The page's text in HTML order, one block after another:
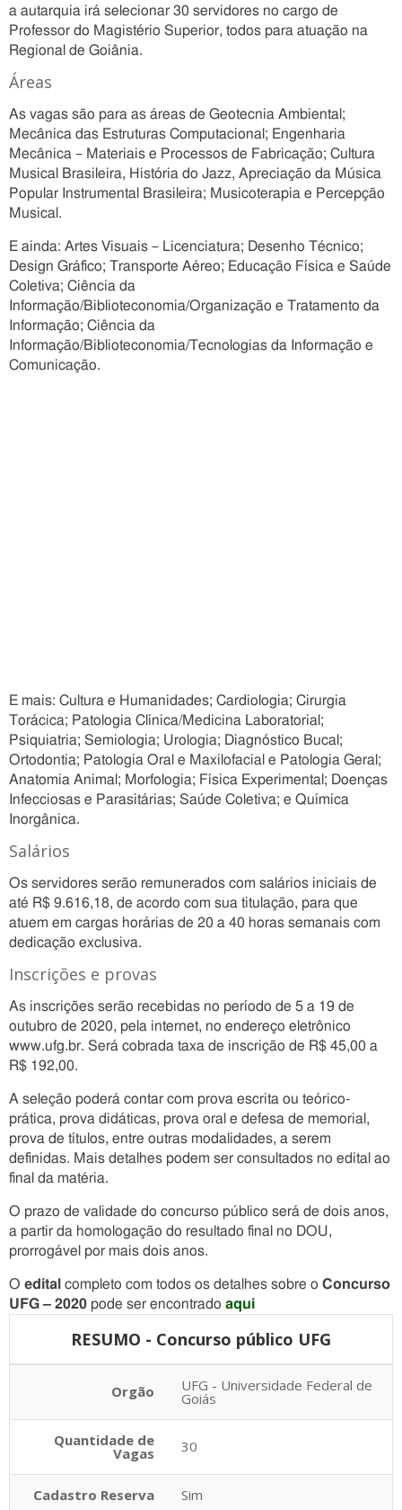
a autarquia irá selecionar 30 servidores no cargo de
Professor do Magistério Superior, todos para atuação na
Regional de Goiânia.
Áreas
As vagas são para as áreas de Geotecnia Ambiental;
Mecânica das Estruturas Computacional; Engenharia
Mecânica – Materiais e Processos de Fabricação; Cultura
Musical Brasileira, História do Jazz, Apreciação da Música
Popular Instrumental Brasileira; Musicoterapia e Percepção
Musical.
E ainda: Artes Visuais – Licenciatura; Desenho Técnico;
Design Gráfico; Transporte Aéreo; Educação Física e Saúde
Coletiva; Ciência da
Informação/Biblioteconomia/Organização e Tratamento da
Informação; Ciência da
Informação/Biblioteconomia/Tecnologias da Informação e
Comunicação.
E mais: Cultura e Humanidades; Cardiologia; Cirurgia
Torácica; Patologia Clínica/Medicina Laboratorial;
Psiquiatria; Semiologia; Urologia; Diagnóstico Bucal;
Ortodontia; Patologia Oral e Maxilofacial e Patologia Geral;
Anatomia Animal; Morfologia; Física Experimental; Doenças
Infecciosas e Parasitárias; Saúde Coletiva; e Química
Inorgânica.
Salários
Os servidores serão remunerados com salários iniciais de
até R$ 9.616,18, de acordo com sua titulação, para que
atuem em cargas horárias de 20 a 40 horas semanais com
dedicação exclusiva.
Inscrições e provas
As inscrições serão recebidas no período de 5 a 19 de
outubro de 2020, pela internet, no endereço eletrônico
www.ufg.br. Será cobrada taxa de inscrição de R$ 45,00 a
R$ 192,00.
A seleção poderá contar com prova escrita ou teórico-
prática, prova didáticas, prova oral e defesa de memorial,
prova de títulos, entre outras modalidades, a serem
definidas. Mais detalhes podem ser consultados no edital ao
final da matéria.
O prazo de validade do concurso público será de dois anos,
a partir da homologação do resultado final no DOU,
prorrogável por mais dois anos.
O edital completo com todos os detalhes sobre o Concurso
UFG – 2020 pode ser encontrado aqui
RESUMO - Concurso público UFG
Orgão UFG - Universidade Federal de
Goiás
Quantidade de
Vagas 30
Cadastro Reserva Sim